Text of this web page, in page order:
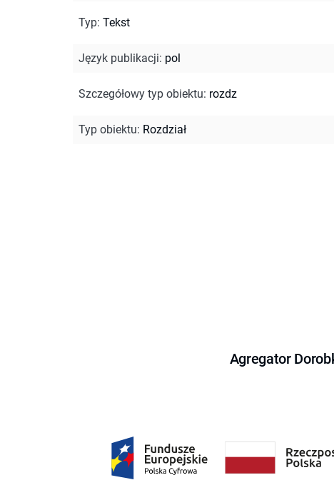
Typ: Tekst
Język publikacji: pol
Szczegółowy typ obiektu: rozdz
Typ obiektu: Rozdział
Agregator